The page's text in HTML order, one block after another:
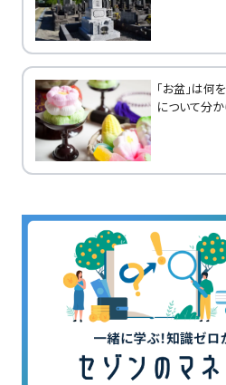
「お盆」は何
について分